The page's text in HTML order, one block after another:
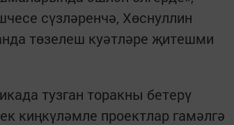
сүзләренчә, Хөснуллин
төзелеш куәтләре җитешми
тузган торакны бетерү
киңкүләмле проектлар гамәлгә